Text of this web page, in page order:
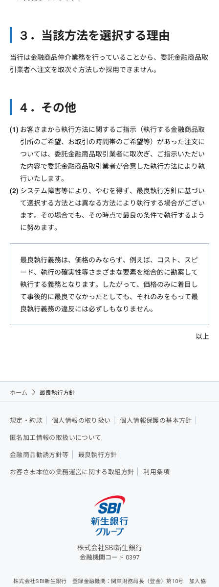
３．当該方法を選択する理由
当行は金融商品仲介業務を行っていることから、委託金融商品取
引業者へ注文を取次ぐ方法しか採用できません。
４．その他
お客さまから執行方法に関するご指示（執行する金融商品取
引所のご希望、お取引の時間帯のご希望等）があった注文に
ついては、委託金融商品取引業者に取次ぎ、ご指示いただい
た内容で委託金融商品取引業者が合意した執行方法により執
行いたします。
システム障害等により、やむを得ず、最良執行方針に基づい
て選択する方法とは異なる方法により執行する場合がござい
ます。その場合でも、その時点で最良の条件で執行するよう
に努めます。
最良執行義務は、価格のみならず、例えば、コスト、スピ
ード、執行の確実性等さまざまな要素を総合的に勘案して
執行する義務となります。したがって、価格のみに着目し
て事後的に最良でなかったとしても、それのみをもって最
良執行義務の違反には必ずしもなりません。
以上
ホーム 最良執行方針
規定・約款 個人情報の取り扱い 個人情報保護の基本方針
匿名加工情報の取扱いについて
金融商品勧誘方針等 最良執行方針
お客さま本位の業務運営に関する取組方針 利用条項
株式会社SBI新生銀行
金融機関コード 0397
株式会社SBI新生銀行 登録金融機関：関東財務局長（登金）第10号 加入協